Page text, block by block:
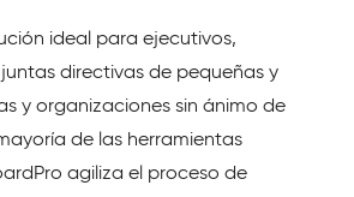
ideal para ejecutivos,
directivas de pequeñas y
y organizaciones sin ánimo de
de las herramientas
agiliza el proceso de